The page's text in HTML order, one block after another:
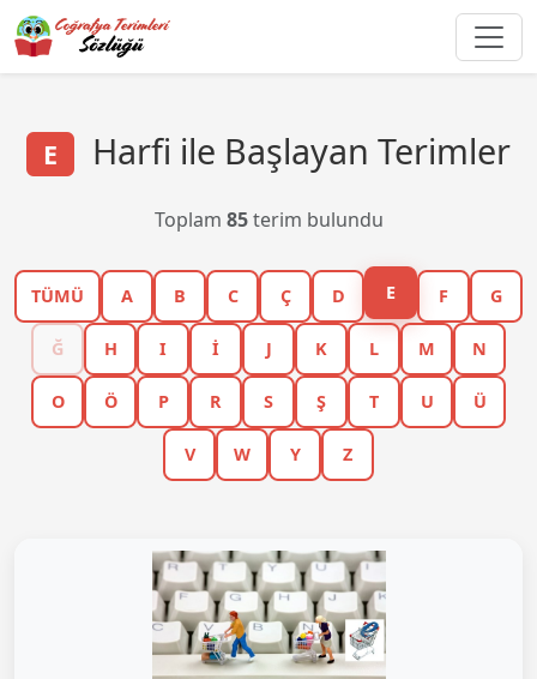
E Harfi ile Başlayan Terimler
Toplam 85terim bulundu
TÜMÜ A B C Ç D E F G
Ğ H I İ J K L M N
O Ö P R S Ş T U Ü
V W Y Z